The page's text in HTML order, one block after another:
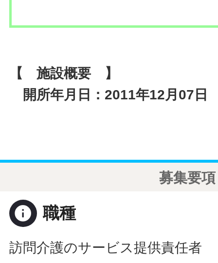
【 施設概要 】
開所年月日：2011年12月07日
募集要項
info 職種
訪問介護のサービス提供責任者